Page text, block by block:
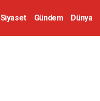
Siyaset Gündem Dünya